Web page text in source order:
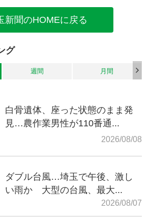
新聞のHOMEに戻る
グ
週間 月間
白骨遺体、座った状態のまま発
見…農作業男性が110番通...
2026/08/08
ダブル台風…埼玉で午後、激し
い雨か 大型の台風、最大...
2026/08/07